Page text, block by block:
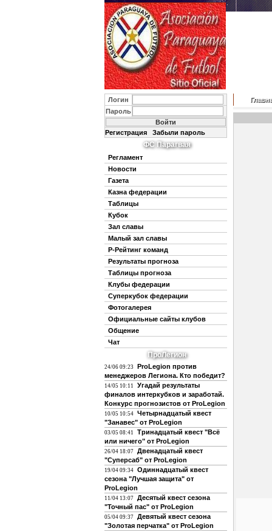
Логин
Пароль
Регистрация Забыли пароль
ФС Парагвая
Регламент
Новости
Газета
Казна федерации
Таблицы
Кубок
Зал славы
Малый зал славы
Р-Рейтинг команд
Результаты прогноза
Таблицы прогноза
Клубы федерации
Суперкубок федерации
Фотогалерея
Официальные сайты клубов
Общение
Чат
ПроЛегион
24/06 09:23
ProLegion против
менеджеров Легиона. Кто победит?
14/05 10:11
Угадай результаты
финалов интеркубков и заработай.
Конкурс прогнозистов от ProLegion
10/05 10:54 Четырнадцатый квест
"Занавес" от ProLegion
03/05 08:41
Тринадцатый квест "Всё
или ничего" от ProLegion
26/04 18:07 Двенадцатый квест
"Суперсаб" от ProLegion
19/04 09:34 Одиннадцатый квест
сезона "Лучшая защита" от
ProLegion
11/04 13:07 Десятый квест сезона
"Точный пас" от ProLegion
05/04 09:37 Девятый квест сезона
"Золотая перчатка" от ProLegion